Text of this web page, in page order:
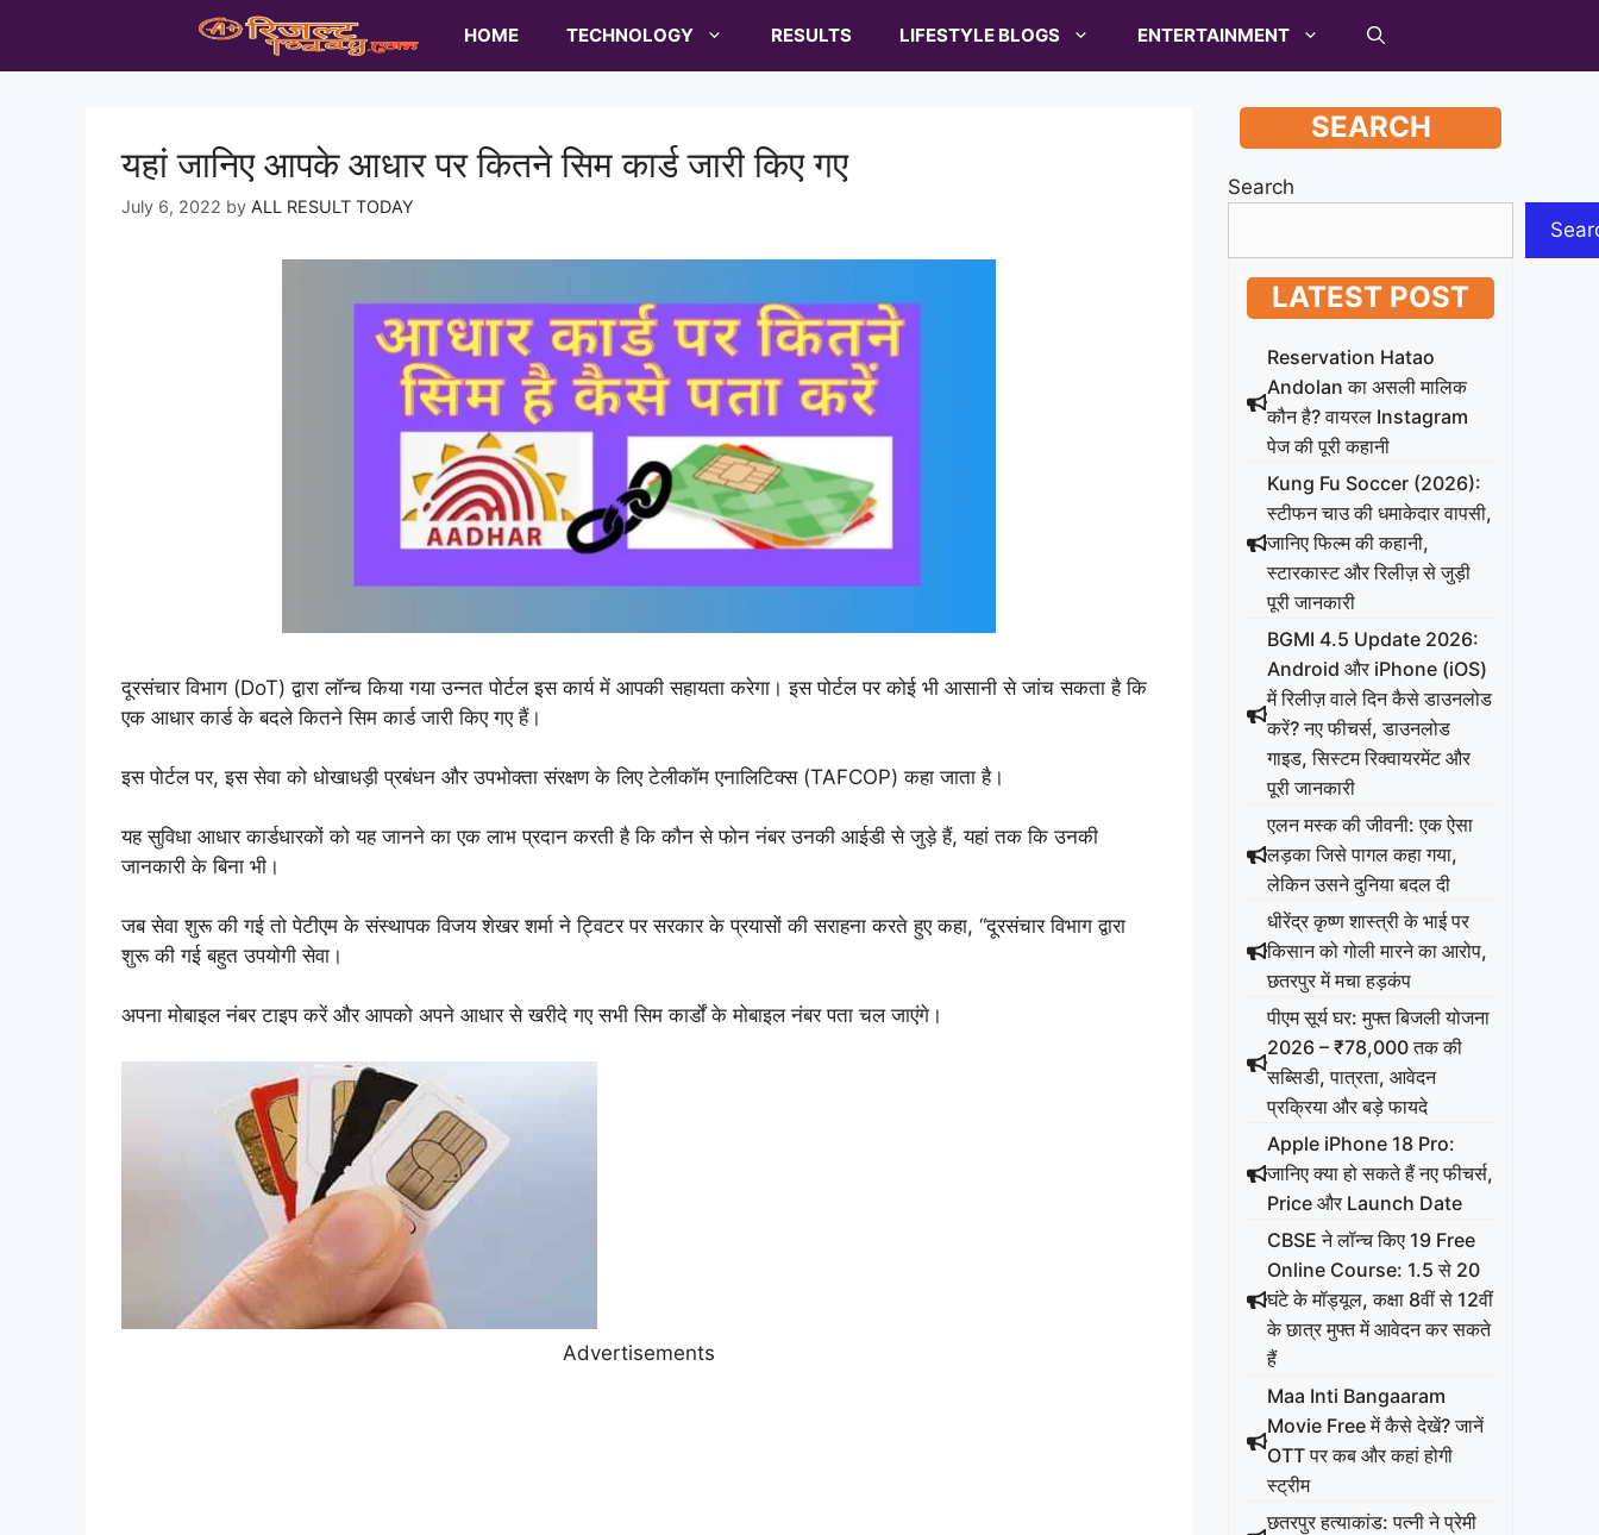
content
HOME TECHNOLOGY RESULTS LIFESTYLE BLOGS ENTERTAINMENT
यहां जानिए आपके आधार पर कितने सिम कार्ड जारी किए गए
July 6, 2022 by ALL RESULT TODAY
दूरसंचार विभाग (DoT) द्वारा लॉन्च किया गया उन्नत पोर्टल इस कार्य में आपकी सहायता करेगा। इस पोर्टल पर कोई भी आसानी से जांच सकता है कि
एक आधार कार्ड के बदले कितने सिम कार्ड जारी किए गए हैं।
इस पोर्टल पर, इस सेवा को धोखाधड़ी प्रबंधन और उपभोक्ता संरक्षण के लिए टेलीकॉम एनालिटिक्स (TAFCOP) कहा जाता है।
यह सुविधा आधार कार्डधारकों को यह जानने का एक लाभ प्रदान करती है कि कौन से फोन नंबर उनकी आईडी से जुड़े हैं, यहां तक कि उनकी
जानकारी के बिना भी।
जब सेवा शुरू की गई तो पेटीएम के संस्थापक विजय शेखर शर्मा ने ट्विटर पर सरकार के प्रयासों की सराहना करते हुए कहा, “दूरसंचार विभाग द्वारा
शुरू की गई बहुत उपयोगी सेवा।
अपना मोबाइल नंबर टाइप करें और आपको अपने आधार से खरीदे गए सभी सिम कार्डों के मोबाइल नंबर पता चल जाएंगे।
Advertisements
SEARCH
Search
LATEST POST
Reservation Hatao
Andolan का असली मालिक
कौन है? वायरल Instagram
पेज की पूरी कहानी
Kung Fu Soccer (2026):
स्टीफन चाउ की धमाकेदार वापसी,
जानिए फिल्म की कहानी,
स्टारकास्ट और रिलीज़ से जुड़ी
पूरी जानकारी
BGMI 4.5 Update 2026:
Android और iPhone (iOS)
में रिलीज़ वाले दिन कैसे डाउनलोड
करें? नए फीचर्स, डाउनलोड
गाइड, सिस्टम रिक्वायरमेंट और
पूरी जानकारी
एलन मस्क की जीवनी: एक ऐसा
लड़का जिसे पागल कहा गया,
लेकिन उसने दुनिया बदल दी
धीरेंद्र कृष्ण शास्त्री के भाई पर
किसान को गोली मारने का आरोप,
छतरपुर में मचा हड़कंप
पीएम सूर्य घर: मुफ्त बिजली योजना
2026 – ₹78,000 तक की
सब्सिडी, पात्रता, आवेदन
प्रक्रिया और बड़े फायदे
Apple iPhone 18 Pro:
जानिए क्या हो सकते हैं नए फीचर्स,
Price और Launch Date
CBSE ने लॉन्च किए 19 Free
Online Course: 1.5 से 20
घंटे के मॉड्यूल, कक्षा 8वीं से 12वीं
के छात्र मुफ्त में आवेदन कर सकते
हैं
Maa Inti Bangaaram
Movie Free में कैसे देखें? जानें
OTT पर कब और कहां होगी
स्ट्रीम
छतरपुर हत्याकांड: पत्नी ने प्रेमी